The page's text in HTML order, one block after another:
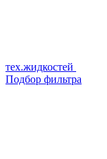
тех.жидкостей
Подбор фильтра